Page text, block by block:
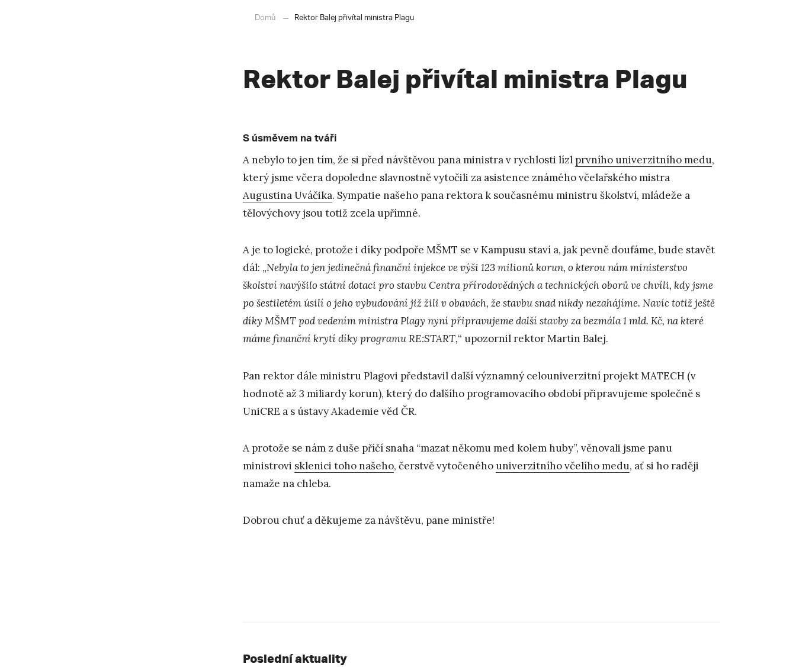
Domů Rektor Balej přivítal ministra Plagu
Rektor Balej přivítal ministra Plagu
S úsměvem na tváři
A nebylo to jen tím, že si před návštěvou pana ministra v rychlosti lízl prvního univerzitního medu,
který jsme včera dopoledne slavnostně vytočili za asistence známého včelařského mistra
Augustina Uváčika. Sympatie našeho pana rektora k současnému ministru školství, mládeže a
tělovýchovy jsou totiž zcela upřímné.
A je to logické, protože i díky podpoře MŠMT se v Kampusu staví a, jak pevně doufáme, bude stavět
dál: „Nebyla to jen jedinečná finanční injekce ve výši 123 milionů korun, o kterou nám ministerstvo
školství navýšilo státní dotaci pro stavbu Centra přírodovědných a technických oborů ve chvíli, kdy jsme
po šestiletém úsilí o jeho vybudování již žili v obavách, že stavbu snad nikdy nezahájíme. Navíc totiž ještě
díky MŠMT pod vedením ministra Plagy nyní připravujeme další stavby za bezmála 1 mld. Kč, na které
máme finanční krytí díky programu RE:START,“ upozornil rektor Martin Balej.
Pan rektor dále ministru Plagovi představil další významný celouniverzitní projekt MATECH (v
hodnotě až 3 miliardy korun), který do dalšího programovacího období připravujeme společně s
UniCRE a s ústavy Akademie věd ČR.
A protože se nám z duše příčí snaha “mazat někomu med kolem huby”, věnovali jsme panu
ministrovi sklenici toho našeho, čerstvě vytočeného univerzitního včelího medu, ať si ho raději
namaže na chleba.
Dobrou chuť a děkujeme za návštěvu, pane ministře!
Poslední aktuality